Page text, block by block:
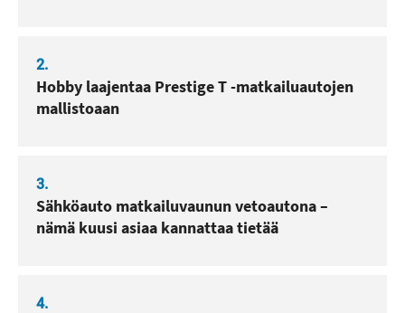
2.
Hobby laajentaa Prestige T -matkailuautojen
mallistoaan
3.
Sähköauto matkailuvaunun vetoautona –
nämä kuusi asiaa kannattaa tietää
4.